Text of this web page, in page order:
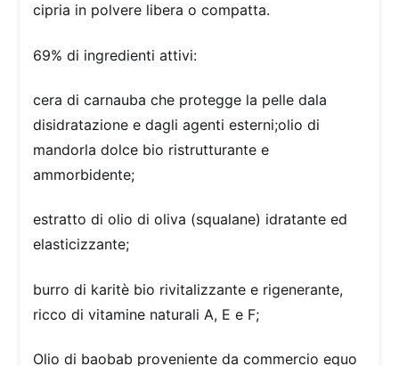
cipria in polvere libera o compatta.
69% di ingredienti attivi:
cera di carnauba che protegge la pelle dala
disidratazione e dagli agenti esterni;olio di
mandorla dolce bio ristrutturante e
ammorbidente;
estratto di olio di oliva (squalane) idratante ed
elasticizzante;
burro di karitè bio rivitalizzante e rigenerante,
ricco di vitamine naturali A, E e F;
Olio di baobab proveniente da commercio equo